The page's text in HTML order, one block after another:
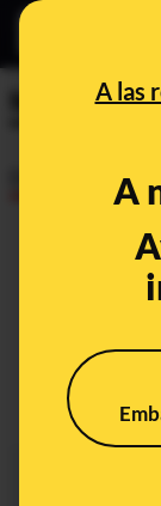
A las
A
Moisés
¿Qué
afirma